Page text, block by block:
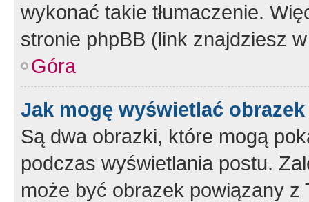
wykonać takie tłumaczenie.
stronie phpBB (link znajdziesz
Góra
Jak mogę wyświetlać
Są dwa obrazki, które mogą
podczas wyświetlania postu.
może być obrazek powiązany z